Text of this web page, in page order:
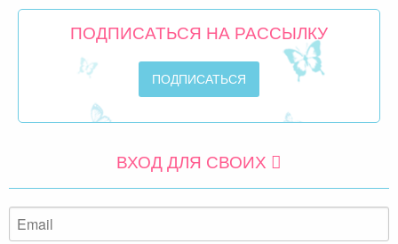
ПОДПИСАТЬСЯ НА РАССЫЛКУ
ВХОД ДЛЯ СВОИХ